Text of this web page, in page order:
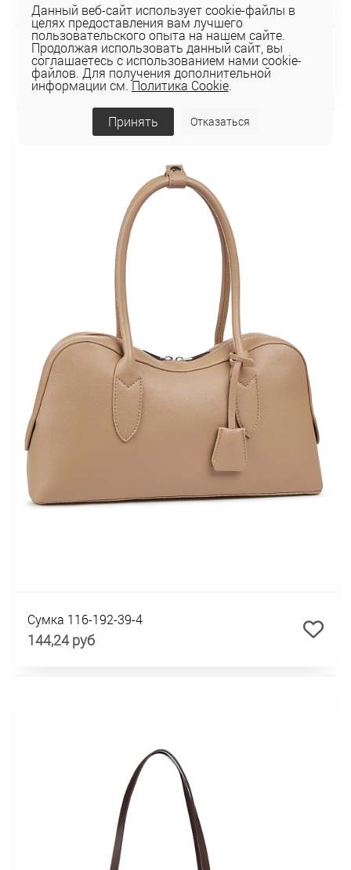
Сумка 116-151-39-4
156,16 руб
Сумка 116-192-39-4
144,24 руб
Данный веб-сайт использует cookie-файлы в
целях предоставления вам лучшего
пользовательского опыта на нашем сайте.
Продолжая использовать данный сайт, вы
соглашаетесь с использованием нами cookie-
файлов. Для получения дополнительной
информации см.Политика Cookie.
Принять Отказаться